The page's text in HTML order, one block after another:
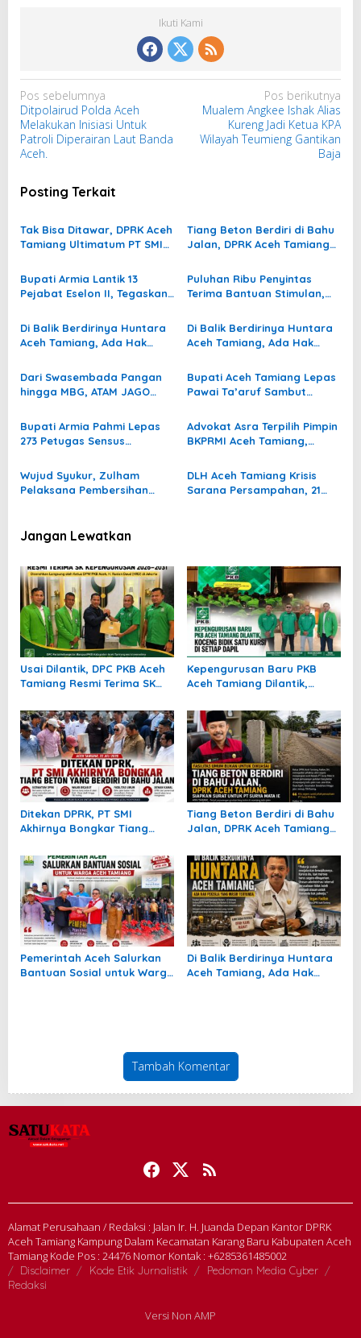
Ikuti Kami
N
a
v
i
a
i
o
s
Pos sebelumnya
Ditpolairud Polda Aceh
Melakukan Inisiasi Untuk
Patroli Diperairan Laut Banda
Aceh.
Pos berikutnya
Mualem Angkee Ishak Alias
Kureng Jadi Ketua KPA
Wilayah Teumieng Gantikan
Baja
Posting Terkait
Tak Bisa Ditawar, DPRK Aceh
Tamiang Ultimatum PT SMI
1×24 Jam
Tiang Beton Berdiri di Bahu
Jalan, DPRK Aceh Tamiang
Surya Mata Ie
Bupati Armia Lantik 13
Pejabat Eselon II, Tegaskan
Pelayanan Publik yang Lebih
Baik
Puluhan Ribu Penyintas
Terima Bantuan Stimulan,
Aceh Tamiang
Di Balik Berdirinya Huntara
Aceh Tamiang, Ada Hak
Tertunda
Di Balik Berdirinya Huntara
Aceh Tamiang, Ada Hak
Tertunda
Dari Swasembada Pangan
hingga MBG, ATAM JAGO
Tuntutan di DPRK Aceh
Tamiang
Bupati Aceh Tamiang Lepas
Pawai Ta’aruf Sambut
Hijriah
Bupati Armia Pahmi Lepas
273 Petugas Sensus
Ekonomi Aceh Tamiang
Advokat Asra Terpilih Pimpin
BKPRMI Aceh Tamiang,
Kebangkitan Pascabanjir
Wujud Syukur, Zulham
Pelaksana Pembersihan
Anak Yatim
DLH Aceh Tamiang Krisis
Sarana Persampahan, 21
Jangan Lewatkan
Usai Dilantik, DPC PKB Aceh
Tamiang Resmi Terima SK
Kepengurusan Baru PKB
Aceh Tamiang Dilantik,
Setiap Dapil
Ditekan DPRK, PT SMI
Akhirnya Bongkar Tiang
Jalan
Tiang Beton Berdiri di Bahu
Jalan, DPRK Aceh Tamiang
Surya Mata Ie
Pemerintah Aceh Salurkan
Bantuan Sosial untuk Warga
Di Balik Berdirinya Huntara
Aceh Tamiang, Ada Hak
Tambah Komentar
Alamat Perusahaan / Redaksi : Jalan Ir. H. Juanda Depan Kantor DPRK
Aceh Tamiang Kampung Dalam Kecamatan Karang Baru Kabupaten Aceh
Tamiang Kode Pos : 24476 Nomor Kontak : +6285361485002
Disclaimer Kode Etik Jurnalistik
Pedoman Media Cyber
Redaksi
Versi Non AMP